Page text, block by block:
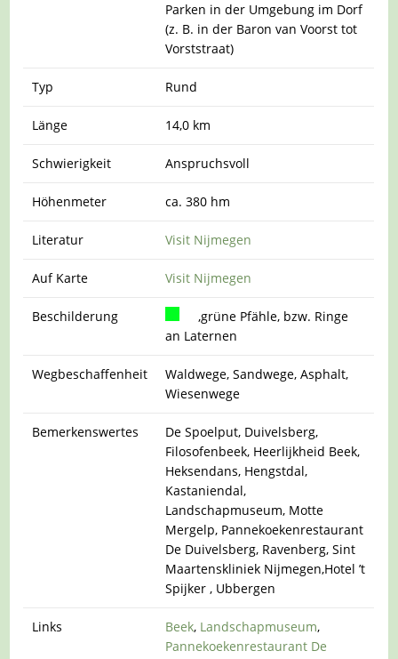
Parken in der Umgebung im Dorf
(z. B. in der Baron van Voorst tot
Vorststraat)
Typ Rund
Länge 14,0 km
Schwierigkeit Anspruchsvoll
Höhenmeter ca. 380 hm
Literatur Visit Nijmegen
Auf Karte Visit Nijmegen
Beschilderung
,grüne Pfähle, bzw. Ringe
an Laternen
Wegbeschaffenheit
Waldwege, Sandwege, Asphalt,
Wiesenwege
Bemerkenswertes
De Spoelput, Duivelsberg,
Filosofenbeek, Heerlijkheid Beek,
Heksendans, Hengstdal,
Kastaniendal,
Landschapmuseum, Motte
Mergelp, Pannekoekenrestaurant
De Duivelsberg, Ravenberg, Sint
Maartenskliniek Nijmegen,Hotel ’t
Spijker , Ubbergen
Links Beek, Landschapmuseum,
Pannekoekenrestaurant De